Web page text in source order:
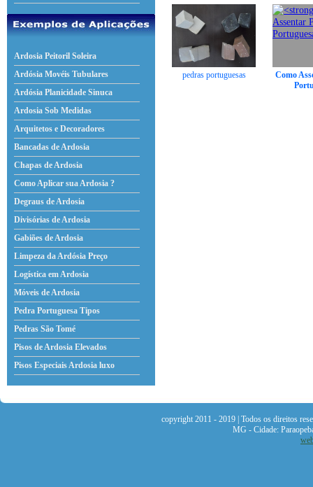
Ardosia Peitoril Soleira
Ardósia Movéis Tubulares
Ardósia Planicidade Sinuca
Ardosia Sob Medidas
Arquitetos e Decoradores
Bancadas de Ardosia
Chapas de Ardosia
Como Aplicar sua Ardosia ?
Degraus de Ardosia
Divisórias de Ardosia
Gabiões de Ardosia
Limpeza da Ardósia Preço
Logística em Ardosia
Móveis de Ardosia
Pedra Portuguesa Tipos
Pedras São Tomé
Pisos de Ardosia Elevados
Pisos Especiais Ardosia luxo
pedras portuguesas
Como
copyright 2011 - 2019 | Todos os direitos
MG - Cidade: